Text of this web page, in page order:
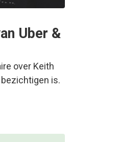
Uber &
over Keith
is.